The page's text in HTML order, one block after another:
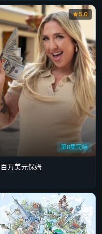
第8集完结
5.0
百万美元保姆